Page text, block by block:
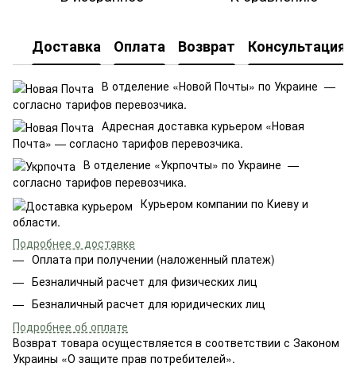
Доставка Оплата Возврат Консультация
В отделение «Новой Почты» по Украине —
согласно тарифов перевозчика.
Адресная доставка курьером «Новая
Почта» — согласно тарифов перевозчика.
В отделение «Укрпочты» по Украине —
согласно тарифов перевозчика.
Курьером компании по Киеву и
области.
Подробнее о доставке
Оплата при получении (наложенный платеж)
Безналичный расчет для физических лиц
Безналичный расчет для юридических лиц
Подробнее об оплате
Возврат товара осуществляется в соответствии с Законом
Украины «О защите прав потребителей».